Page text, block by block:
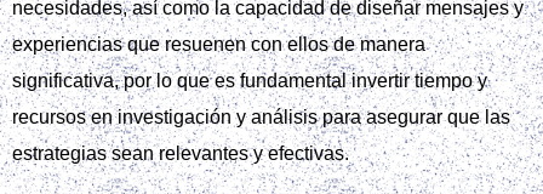
necesidades, así como la capacidad de diseñar mensajes y
experiencias que resuenen con ellos de manera
significativa, por lo que es fundamental invertir tiempo y
recursos en investigación y análisis para asegurar que las
estrategias sean relevantes y efectivas.